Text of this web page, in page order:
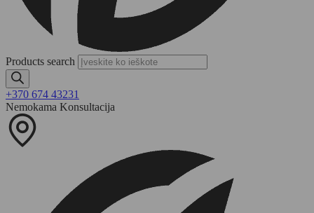
Products search
+370 674 43231
Nemokama Konsultacija